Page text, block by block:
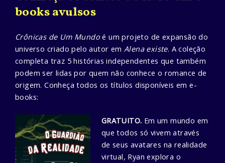
books avulsos
Crônicas de Um Mundoé um projeto de expansão do
universo criado pelo autor em Alena existe. A coleção
completa traz 5 histórias independentes que também
podem ser lidas por quem não conhece o romance de
origem. Conheça todos os títulos disponíveis em e-
books:
GRATUITO. Em um mundo em
que todos só vivem através
de seus avatares na realidade
virtual, Ryan explora o